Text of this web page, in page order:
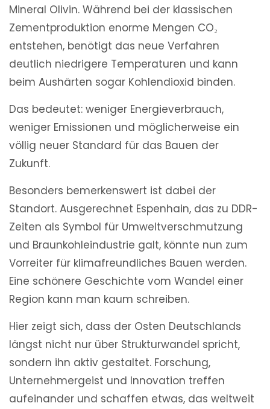
Mineral Olivin. Während bei der klassischen
Zementproduktion enorme Mengen CO₂
entstehen, benötigt das neue Verfahren
deutlich niedrigere Temperaturen und kann
beim Aushärten sogar Kohlendioxid binden.
Das bedeutet: weniger Energieverbrauch,
weniger Emissionen und möglicherweise ein
völlig neuer Standard für das Bauen der
Zukunft.
Besonders bemerkenswert ist dabei der
Standort. Ausgerechnet Espenhain, das zu DDR-
Zeiten als Symbol für Umweltverschmutzung
und Braunkohleindustrie galt, könnte nun zum
Vorreiter für klimafreundliches Bauen werden.
Eine schönere Geschichte vom Wandel einer
Region kann man kaum schreiben.
Hier zeigt sich, dass der Osten Deutschlands
längst nicht nur über Strukturwandel spricht,
sondern ihn aktiv gestaltet. Forschung,
Unternehmergeist und Innovation treffen
aufeinander und schaffen etwas, das weltweit